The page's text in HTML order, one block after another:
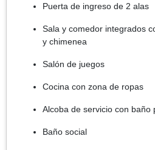
Puerta de ingreso de 2 alas
Sala y comedor integrados
y chimenea
Salón de juegos
Cocina con zona de ropas
Alcoba de servicio con baño
Baño social